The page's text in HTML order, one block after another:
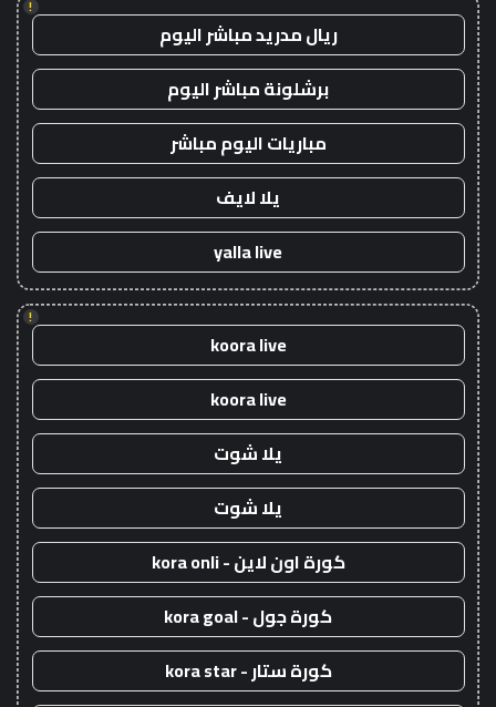
!
ريال مدريد مباشر اليوم
برشلونة مباشر اليوم
مباريات اليوم مباشر
يلا لايف
yalla live
!
koora live
koora live
يلا شوت
يلا شوت
كورة اون لاين - kora onli
كورة جول - kora goal
كورة ستار - kora star